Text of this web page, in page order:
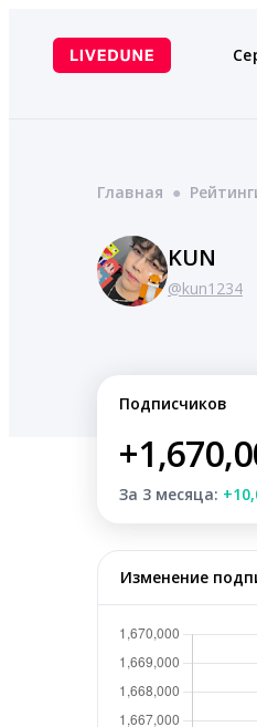
содержимому
Главная ●
KUN
@kun1234
Подписчиков
За 3 месяца:
Изменение